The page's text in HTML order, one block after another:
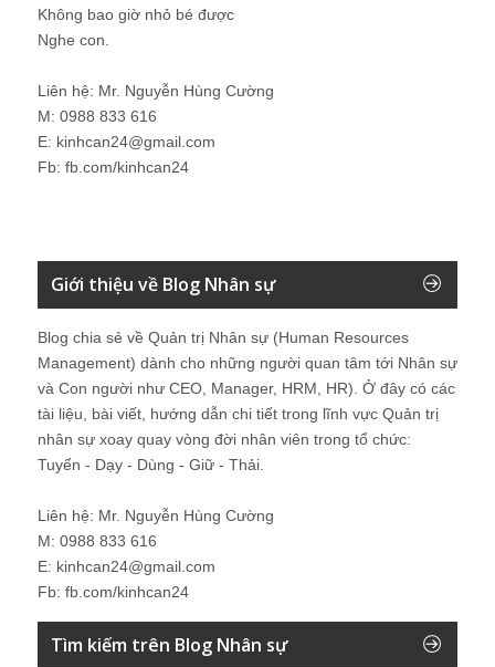
Không bao giờ nhỏ bé được
Nghe con.
Liên hệ: Mr. Nguyễn Hùng Cường
M: 0988 833 616
E: kinhcan24@gmail.com
Fb: fb.com/kinhcan24
Giới thiệu về Blog Nhân sự
Blog chia sẻ về Quản trị Nhân sự (Human Resources
Management) dành cho những người quan tâm tới Nhân sự
và Con người như CEO, Manager, HRM, HR). Ở đây có các
tài liệu, bài viết, hướng dẫn chi tiết trong lĩnh vực Quản trị
nhân sự xoay quay vòng đời nhân viên trong tổ chức:
Tuyển - Dạy - Dùng - Giữ - Thải.
Liên hệ: Mr. Nguyễn Hùng Cường
M: 0988 833 616
E: kinhcan24@gmail.com
Fb: fb.com/kinhcan24
Tìm kiếm trên Blog Nhân sự